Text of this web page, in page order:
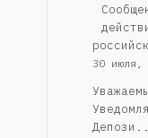
30 июля,